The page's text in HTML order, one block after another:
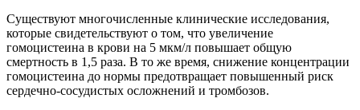
Существуют многочисленные клинические исследования,
которые свидетельствуют о том, что увеличение
гомоцистеина в крови на 5 мкм/л повышает общую
смертность в 1,5 раза. В то же время, снижение концентрации
гомоцистеина до нормы предотвращает повышенный риск
сердечно-сосудистых осложнений и тромбозов.